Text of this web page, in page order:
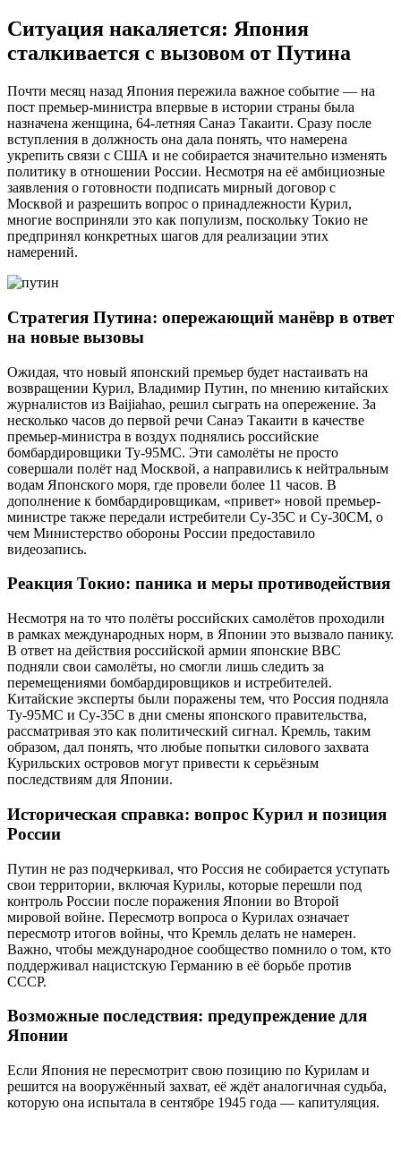
Ситуация накаляется: Япония
сталкивается с вызовом от Путина
Почти месяц назад Япония пережила важное событие — на
пост премьер-министра впервые в истории страны была
назначена женщина, 64-летняя Санаэ Такаити. Сразу после
вступления в должность она дала понять, что намерена
укрепить связи с США и не собирается значительно изменять
политику в отношении России. Несмотря на её амбициозные
заявления о готовности подписать мирный договор с
Москвой и разрешить вопрос о принадлежности Курил,
многие восприняли это как популизм, поскольку Токио не
предпринял конкретных шагов для реализации этих
намерений.
Стратегия Путина: опережающий манёвр в ответ
на новые вызовы
Ожидая, что новый японский премьер будет настаивать на
возвращении Курил, Владимир Путин, по мнению китайских
журналистов из Baijiahao, решил сыграть на опережение. За
несколько часов до первой речи Санаэ Такаити в качестве
премьер-министра в воздух поднялись российские
бомбардировщики Ту-95МС. Эти самолёты не просто
совершали полёт над Москвой, а направились к нейтральным
водам Японского моря, где провели более 11 часов. В
дополнение к бомбардировщикам, «привет» новой премьер-
министре также передали истребители Су-35С и Су-30СМ, о
чем Министерство обороны России предоставило
видеозапись.
Реакция Токио: паника и меры противодействия
Несмотря на то что полёты российских самолётов проходили
в рамках международных норм, в Японии это вызвало панику.
В ответ на действия российской армии японские ВВС
подняли свои самолёты, но смогли лишь следить за
перемещениями бомбардировщиков и истребителей.
Китайские эксперты были поражены тем, что Россия подняла
Ту-95МС и Су-35С в дни смены японского правительства,
рассматривая это как политический сигнал. Кремль, таким
образом, дал понять, что любые попытки силового захвата
Курильских островов могут привести к серьёзным
последствиям для Японии.
Историческая справка: вопрос Курил и позиция
России
Путин не раз подчеркивал, что Россия не собирается уступать
свои территории, включая Курилы, которые перешли под
контроль России после поражения Японии во Второй
мировой войне. Пересмотр вопроса о Курилах означает
пересмотр итогов войны, что Кремль делать не намерен.
Важно, чтобы международное сообщество помнило о том, кто
поддерживал нацистскую Германию в её борьбе против
СССР.
Возможные последствия: предупреждение для
Японии
Если Япония не пересмотрит свою позицию по Курилам и
решится на вооружённый захват, её ждёт аналогичная судьба,
которую она испытала в сентябре 1945 года — капитуляция.